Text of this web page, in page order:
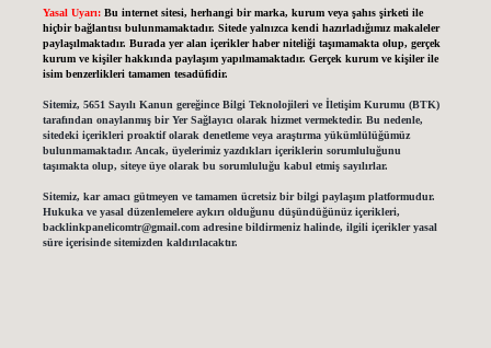
Yasal Uyarı: Bu internet sitesi, herhangi bir marka, kurum veya şahıs şirketi ile
hiçbir bağlantısı bulunmamaktadır. Sitede yalnızca kendi hazırladığımız makaleler
paylaşılmaktadır. Burada yer alan içerikler haber niteliği taşımamakta olup, gerçek
kurum ve kişiler hakkında paylaşım yapılmamaktadır. Gerçek kurum ve kişiler ile
isim benzerlikleri tamamen tesadüfidir.
Sitemiz, 5651 Sayılı Kanun gereğince Bilgi Teknolojileri ve İletişim Kurumu (BTK)
tarafından onaylanmış bir Yer Sağlayıcı olarak hizmet vermektedir. Bu nedenle,
sitedeki içerikleri proaktif olarak denetleme veya araştırma yükümlülüğümüz
bulunmamaktadır. Ancak, üyelerimiz yazdıkları içeriklerin sorumluluğunu
taşımakta olup, siteye üye olarak bu sorumluluğu kabul etmiş sayılırlar.
Sitemiz, kar amacı gütmeyen ve tamamen ücretsiz bir bilgi paylaşım platformudur.
Hukuka ve yasal düzenlemelere aykırı olduğunu düşündüğünüz içerikleri,
backlinkpanelicomtr@gmail.comadresine bildirmeniz halinde, ilgili içerikler yasal
süre içerisinde sitemizden kaldırılacaktır.